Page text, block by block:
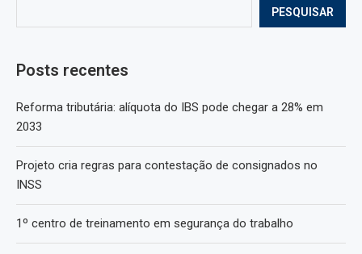
PESQUISAR
Posts recentes
Reforma tributária: alíquota do IBS pode chegar a 28% em
2033
Projeto cria regras para contestação de consignados no
INSS
1º centro de treinamento em segurança do trabalho